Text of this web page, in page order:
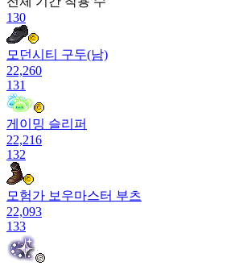
130
모던시티 구두(남)
22,260
131
게이밍 슬리퍼
22,216
132
모험가 보우마스터 부츠
22,093
133